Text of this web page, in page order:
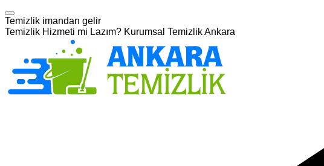
Temizlik imandan gelir
Temizlik Hizmeti mi Lazım? Kurumsal Temizlik Ankara